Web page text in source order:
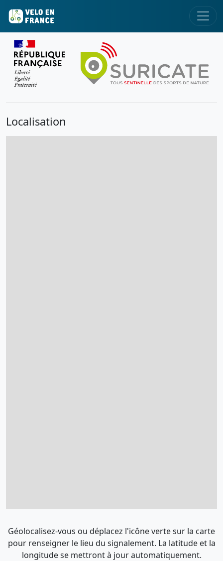
Localisation
Géolocalisez-vous ou déplacez l'icône verte sur la carte
pour renseigner le lieu du signalement. La latitude et la
longitude se mettront à jour automatiquement.